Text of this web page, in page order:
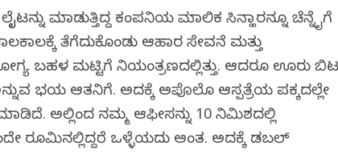
ಮಾಡುತ್ತಿದ್ದ ಕಂಪನಿಯ ಮಾಲಿಕ ಸಿನ್ಹಾರನ್ನೂ ಚೆನ್ನೈಗೆ
ತೆಗೆದುಕೊಂಡು ಆಹಾರ ಸೇವನೆ ಮತ್ತು
ಬಹಳ ಮಟ್ಟಿಗೆ ನಿಯಂತ್ರಣದಲ್ಲಿತ್ತು. ಆದರೂ ಊರು
ಭಯ ಆತನಿಗೆ. ಅದಕ್ಕೆ ಅಪೊಲೊ ಆಸ್ಪತ್ರೆಯ ಪಕ್ಕದಲ್ಲೇ
ಅಲ್ಲಿಂದ ನಮ್ಮ ಆಫೀಸನ್ನು 10 ನಿಮಿಶದಲ್ಲಿ
ರೂಮಿನಲ್ಲಿದ್ದರೆ ಒಳ್ಳೆಯದು ಅಂತ. ಅದಕ್ಕೆ ಡಬಲ್